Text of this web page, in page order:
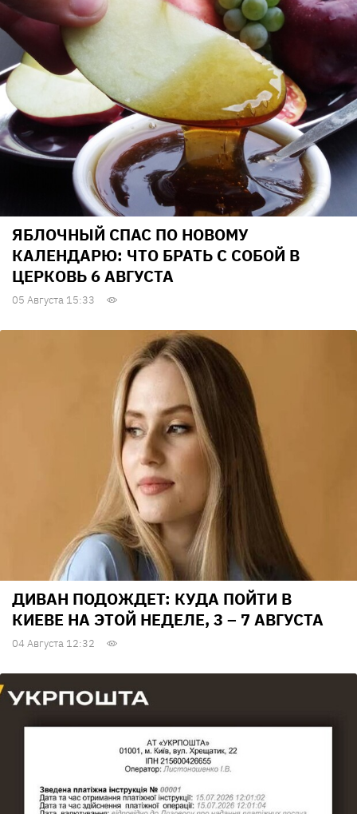
ЯБЛОЧНЫЙ СПАС ПО НОВОМУ
КАЛЕНДАРЮ: ЧТО БРАТЬ С СОБОЙ В
ЦЕРКОВЬ 6 АВГУСТА
05 Августа 15:33
ДИВАН ПОДОЖДЕТ: КУДА ПОЙТИ В
КИЕВЕ НА ЭТОЙ НЕДЕЛЕ, 3 – 7 АВГУСТА
04 Августа 12:32